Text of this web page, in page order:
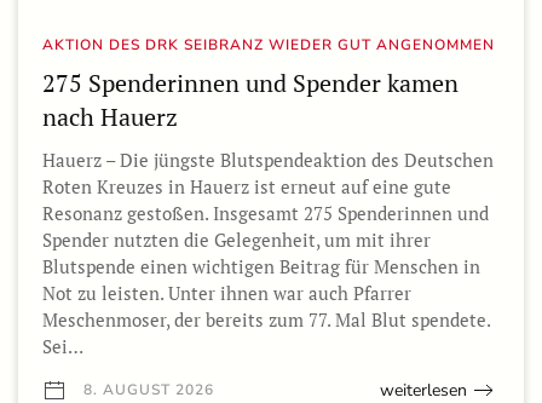
AKTION DES DRK SEIBRANZ WIEDER GUT ANGENOMMEN
275 Spenderinnen und Spender kamen
nach Hauerz
Hauerz – Die jüngste Blutspendeaktion des Deutschen
Roten Kreuzes in Hauerz ist erneut auf eine gute
Resonanz gestoßen. Insgesamt 275 Spenderinnen und
Spender nutzten die Gelegenheit, um mit ihrer
Blutspende einen wichtigen Beitrag für Menschen in
Not zu leisten. Unter ihnen war auch Pfarrer
Meschenmoser, der bereits zum 77. Mal Blut spendete.
Sei…
8. AUGUST 2026 weiterlesen